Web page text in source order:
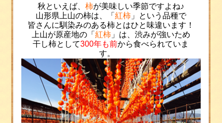
秋といえば、 柿が美味しい季節ですよね♪
山形県上山の柿は、「 紅柿」という品種で
皆さんに馴染みのある柿とはひと味違います！
上山が原産地の「 紅柿」は、渋みが強いため
干し柿として300年も前から食べられていま
す。